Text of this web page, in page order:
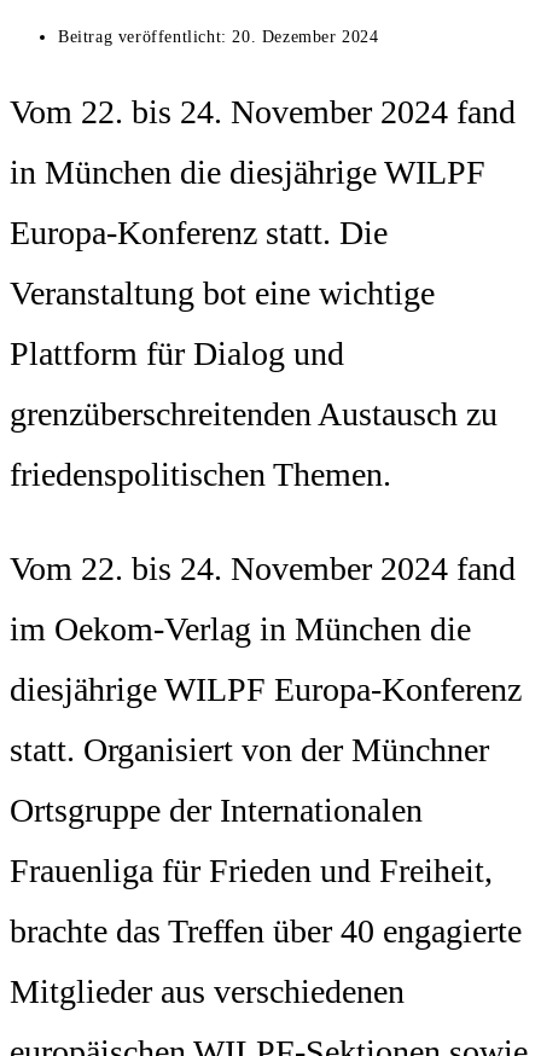
Beitrag veröffentlicht: 20. Dezember 2024
Vom 22. bis 24. November 2024 fand
in München die diesjährige WILPF
Europa-Konferenz statt. Die
Veranstaltung bot eine wichtige
Plattform für Dialog und
grenzüberschreitenden Austausch zu
friedenspolitischen Themen.
Vom 22. bis 24. November 2024 fand
im Oekom-Verlag in München die
diesjährige WILPF Europa-Konferenz
statt. Organisiert von der Münchner
Ortsgruppe der Internationalen
Frauenliga für Frieden und Freiheit,
brachte das Treffen über 40 engagierte
Mitglieder aus verschiedenen